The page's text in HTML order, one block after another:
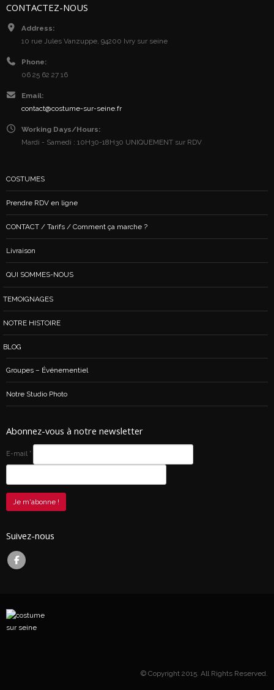
CONTACTEZ-NOUS
Address:
10 rue Jules Vanzuppe, 94200 Ivry sur seine
Phone:
06 25 62 27 16
Email:
contact@costume-sur-seine.fr
Working Days/Hours:
Mardi - Samedi : 10H30-18H30 UNIQUEMENT sur RDV
COSTUMES
Prendre RDV en ligne
CONTACT / Tarifs / Comment ça marche ?
Livraison
QUI SOMMES-NOUS
TEMOIGNAGES
NOTRE HISTOIRE
BLOG
Groupes – Événementiel
Notre Studio Photo
Abonnez-vous à notre newsletter
E-mail *
Suivez-nous
© Copyright 2015. All Rights Reserved.